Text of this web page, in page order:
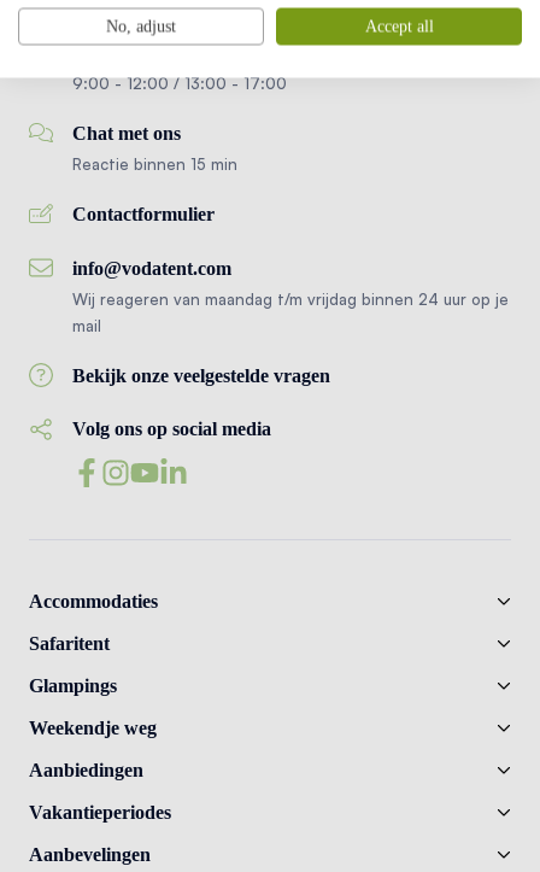
+ 31 (0) 186 820 996
9:00 - 12:00 / 13:00 - 17:00
Chat met ons
Reactie binnen 15 min
Contactformulier
info@vodatent.com
Wij reageren van maandag t/m vrijdag binnen 24 uur op je
mail
Bekijk onze veelgestelde vragen
Volg ons op social media
Accommodaties
Safaritent
Glampings
Weekendje weg
Aanbiedingen
Vakantieperiodes
Aanbevelingen
No, adjust Accept all